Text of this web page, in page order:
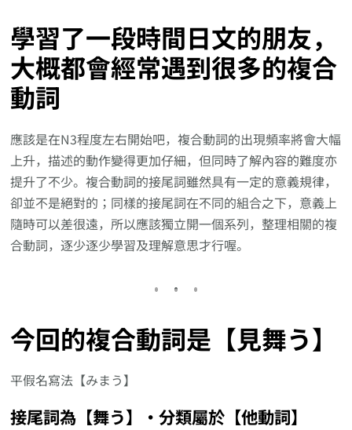
學習了一段時間日文的朋友，
大概都會經常遇到很多的複合
動詞
應該是在N3程度左右開始吧，複合動詞的出現頻率將會大幅
上升，描述的動作變得更加仔細，但同時了解內容的難度亦
提升了不少。複合動詞的接尾詞雖然具有一定的意義規律，
卻並不是絕對的；同樣的接尾詞在不同的組合之下，意義上
隨時可以差很遠，所以應該獨立開一個系列，整理相關的複
合動詞，逐少逐少學習及理解意思才行喔。
今回的複合動詞是【見舞う】
平假名寫法【みまう】
接尾詞為【舞う】‧分類屬於【他動詞】